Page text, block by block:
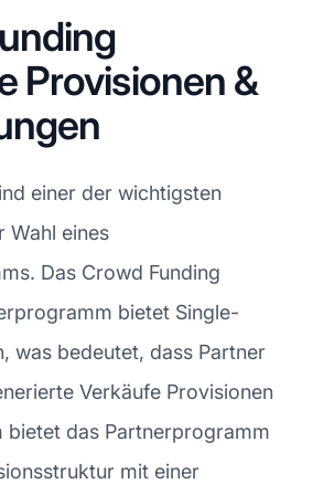
Provisionen &
einer der wichtigsten
Wahl eines
Das Crowd Funding
bietet Single-
was bedeutet, dass Partner
Verkäufe Provisionen
bietet das Partnerprogramm
mit einer